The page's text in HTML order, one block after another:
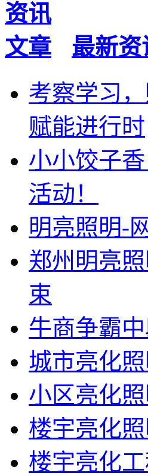
最新
考察学习
赋能进行时
小小饺子
活动！
明亮照明-
郑州明亮
束
牛商争霸
城市亮化
小区亮化照
楼宇亮化
楼宇亮化